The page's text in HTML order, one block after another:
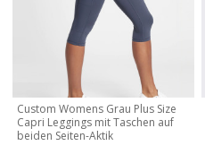
Custom Womens Grau Plus Size
Capri Leggings mit Taschen auf
beiden Seiten-Aktik